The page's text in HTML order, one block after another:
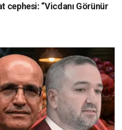
cephesi: “Vicdanı Görünür